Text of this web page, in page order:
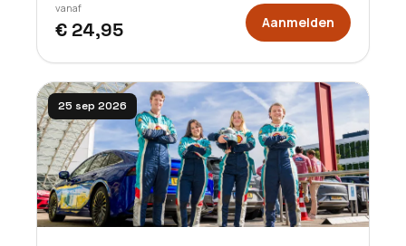
vanaf
€ 24,95 Aanmelden
25 sep 2026